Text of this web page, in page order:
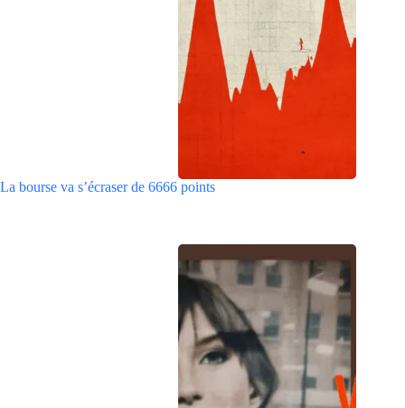
La bourse va s’écraser de 6666 points